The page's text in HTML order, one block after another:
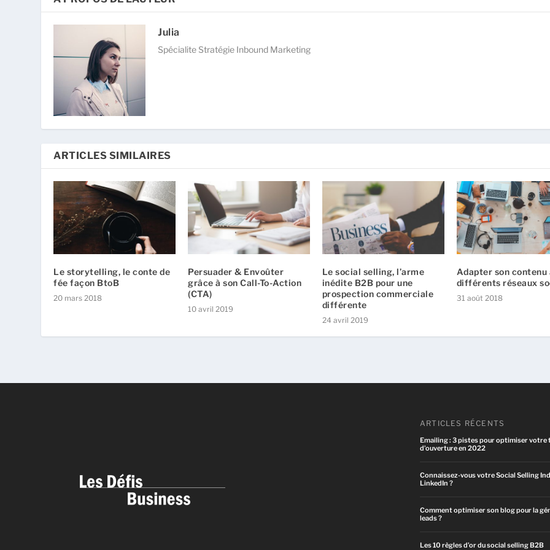
Julia
Spécialite Stratégie Inbound Marketing
ARTICLES SIMILAIRES
Le storytelling, le conte de
fée façon BtoB
20 mars 2018
Persuader & Envoûter
grâce à son Call-To-Action
(CTA)
10 avril 2019
Le social selling, l’arme
inédite B2B pour une
prospection commerciale
différente
24 avril 2019
Adapter son contenu
différents réseaux
31 août 2018
ARTICLES RÉCENTS
Emailing : 3 pistes pour optimiser votre
d’ouverture en 2022
Connaissez-vous votre Social Selling
LinkedIn ?
Comment optimiser son blog pour la
leads ?
Les 10 règles d’or du social selling B2B